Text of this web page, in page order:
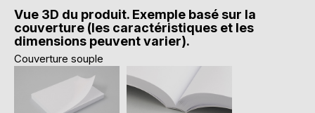
Vue 3D du produit. Exemple basé sur la
couverture (les caractéristiques et les
dimensions peuvent varier).
Couverture souple